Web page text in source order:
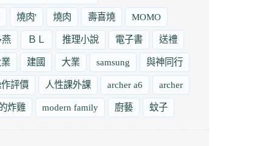
燒肉' 燒肉 壽喜燒 MOMO
燕 ＢＬ 推理小說 電子書 送禮
建國 大業 samsung 與神同行
評價 人性課外課 archer a6 archer
炸雞 modern family 廚藝 蚊子